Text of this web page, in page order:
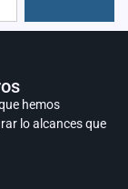
hemos
lo alcances que